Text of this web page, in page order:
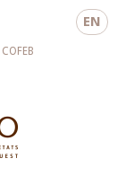
EN
COFEB